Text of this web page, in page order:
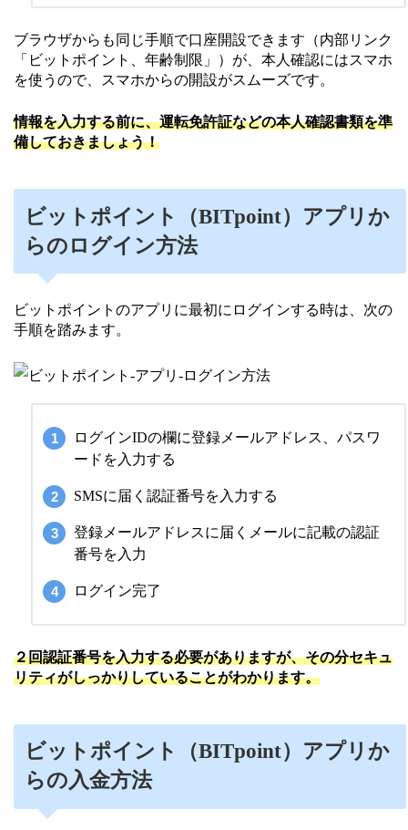
ブラウザからも同じ手順で口座開設できます（内部リンク
「ビットポイント、年齢制限」）が、本人確認にはスマホ
を使うので、スマホからの開設がスムーズです。
情報を入力する前に、運転免許証などの本人確認書類を準
備しておきましょう！
ビットポイント（BITpoint）アプリか
らのログイン方法
ビットポイントのアプリに最初にログインする時は、次の
手順を踏みます。
ログインIDの欄に登録メールアドレス、パスワ
ードを入力する
SMSに届く認証番号を入力する
登録メールアドレスに届くメールに記載の認証
番号を入力
ログイン完了
２回認証番号を入力する必要がありますが、その分セキュ
リティがしっかりしていることがわかります。
ビットポイント（BITpoint）アプリか
らの入金方法